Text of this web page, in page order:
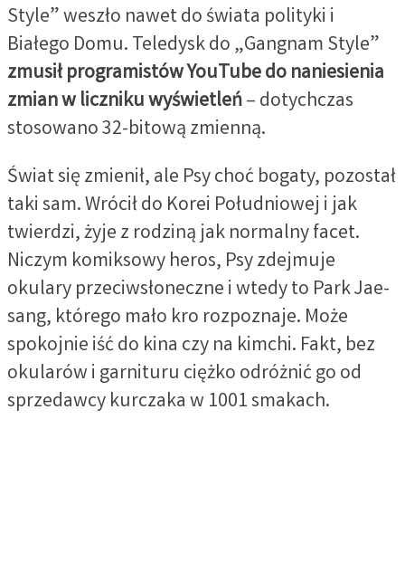
Style” weszło nawet do świata polityki i
Białego Domu. Teledysk do „Gangnam Style”
zmusił programistów YouTube do naniesienia
zmian w liczniku wyświetleń– dotychczas
stosowano 32-bitową zmienną.
Świat się zmienił, ale Psy choć bogaty, pozostał
taki sam. Wrócił do Korei Południowej i jak
twierdzi, żyje z rodziną jak normalny facet.
Niczym komiksowy heros, Psy zdejmuje
okulary przeciwsłoneczne i wtedy to Park Jae-
sang, którego mało kro rozpoznaje. Może
spokojnie iść do kina czy na kimchi. Fakt, bez
okularów i garnituru ciężko odróżnić go od
sprzedawcy kurczaka w 1001 smakach.